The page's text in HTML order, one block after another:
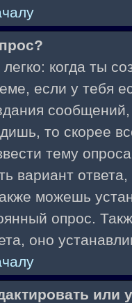
когда ты
если у тебя
то скорее
тему
вариант
можешь
опрос.
оно
или